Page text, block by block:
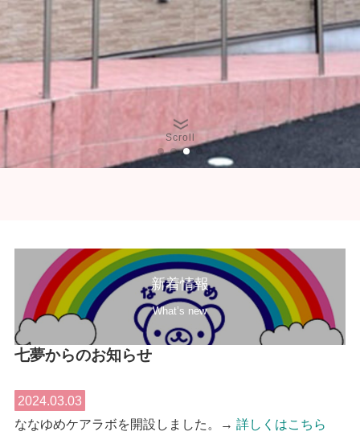
Scroll
新着情報
What’s new
七夢からのお知らせ
2024.03.03
​ななゆめケアラボを開設しました。→ 詳しくはこちら